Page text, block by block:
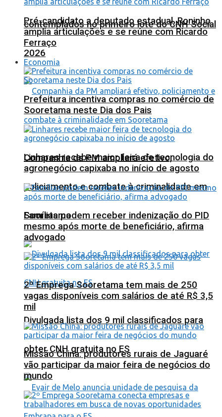
contemplados no primeiro lote do CNH Social
2026
Companhia da PM ampliará efetivo,
policiamento e combate à criminalidade em
Sooretama
Divulgada lista dos 9 mil classificados para
obter CNH gratuita no ES
Pré-candidato a deputado estadual, Roninho
amplia articulações e se reúne com Ricardo
Ferraço
Economia
Prefeitura incentiva compras no comércio de
Sooretama neste Dia dos Pais
Linhares recebe maior feira de tecnologia do
agronegócio capixaba no início de agosto
Famílias podem receber indenização do PID
mesmo após morte de beneficiário, afirma
advogado
2º Emprega Sooretama tem mais de 250
vagas disponíveis com salários de até R$ 3,5
mil
Missão China: produtores rurais de Jaguaré
vão participar da maior feira de negócios do
mundo